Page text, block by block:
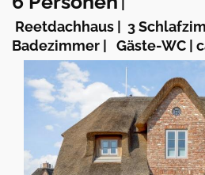
Reetdachhaus
3
Badezimmer
Gäste-WC